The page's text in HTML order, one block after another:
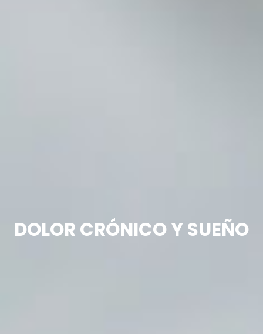
DOLOR CRÓNICO Y SUEÑO